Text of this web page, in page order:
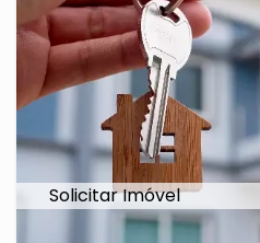
Solicitar Imóvel